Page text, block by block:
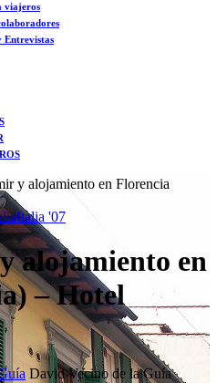
viajeros
Entrevistas
y alojamiento en Florencia
Italia '07
alojamiento en
– Hotel
David Vecino de la GuíaFollow
Send